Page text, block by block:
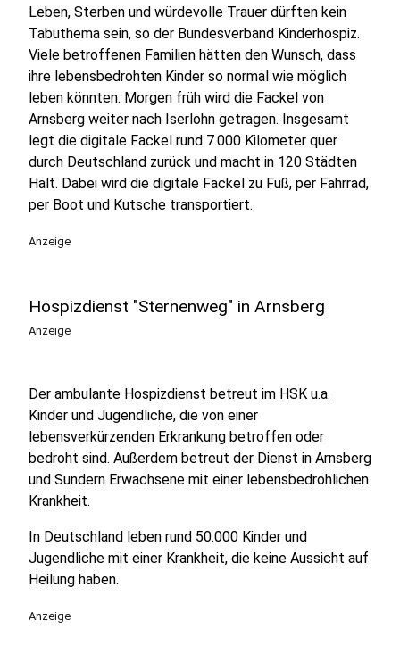
Leben, Sterben und würdevolle Trauer dürften kein
Tabuthema sein, so der Bundesverband Kinderhospiz.
Viele betroffenen Familien hätten den Wunsch, dass
ihre lebensbedrohten Kinder so normal wie möglich
leben könnten. Morgen früh wird die Fackel von
Arnsberg weiter nach Iserlohn getragen. Insgesamt
legt die digitale Fackel rund 7.000 Kilometer quer
durch Deutschland zurück und macht in 120 Städten
Halt. Dabei wird die digitale Fackel zu Fuß, per Fahrrad,
per Boot und Kutsche transportiert.
Anzeige
Hospizdienst "Sternenweg" in Arnsberg
Anzeige
Der ambulante Hospizdienst betreut im HSK u.a.
Kinder und Jugendliche, die von einer
lebensverkürzenden Erkrankung betroffen oder
bedroht sind. Außerdem betreut der Dienst in Arnsberg
und Sundern Erwachsene mit einer lebensbedrohlichen
Krankheit.
In Deutschland leben rund 50.000 Kinder und
Jugendliche mit einer Krankheit, die keine Aussicht auf
Heilung haben.
Anzeige